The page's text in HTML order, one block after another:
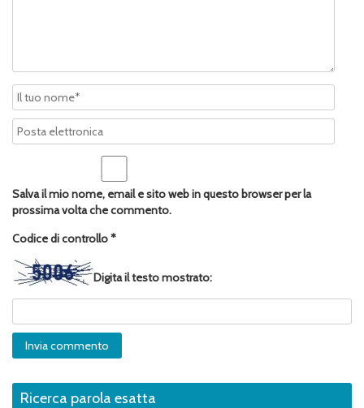
Salva il mio nome, email e sito web in questo browser per la
prossima volta che commento.
Codice di controllo*
Digita il testo mostrato:
Ricerca parola esatta